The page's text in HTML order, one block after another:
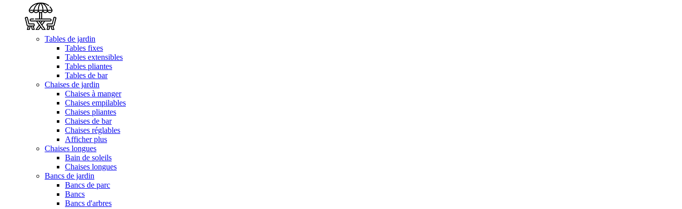
Tables de jardin
Tables fixes
Tables extensibles
Tables pliantes
Tables de bar
Chaises de jardin
Chaises à manger
Chaises empilables
Chaises pliantes
Chaises de bar
Chaises réglables
Afficher plus
Chaises longues
Bain de soleils
Chaises longues
Bancs de jardin
Bancs de parc
Bancs
Bancs d'arbres